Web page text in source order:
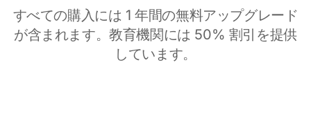
すべての購入には 1 年間の無料アップグレード
が含まれます。教育機関には 50% 割引を提供
しています。